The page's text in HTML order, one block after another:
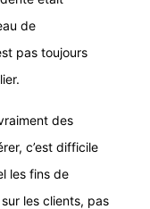
de
pas toujours
des
c’est difficile
les fins de
les clients, pas